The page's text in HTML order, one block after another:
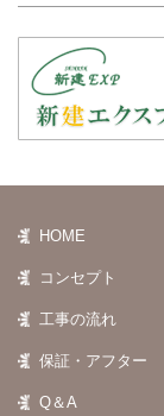
HOME
コンセプト
工事の流れ
保証・アフター
Q＆A